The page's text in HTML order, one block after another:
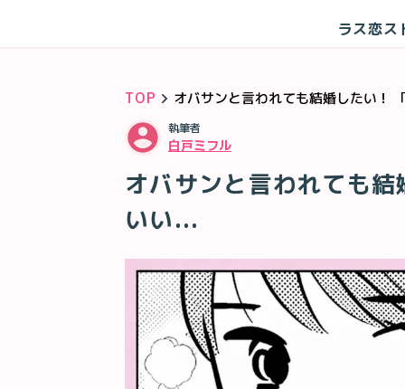
ラス恋ス
TOP オバサンと言われても結婚したい！
執筆者
白戸ミフル
オバサンと言われても
いい...